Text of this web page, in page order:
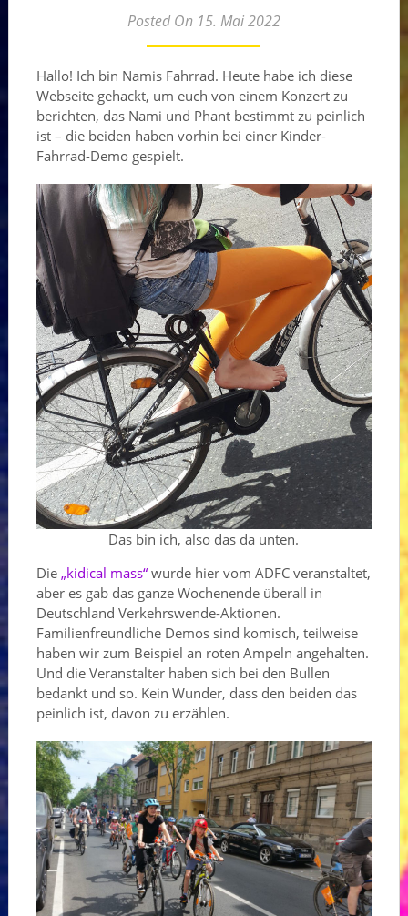
Posted On 15. Mai 2022
Hallo! Ich bin Namis Fahrrad. Heute habe ich diese
Webseite gehackt, um euch von einem Konzert zu
berichten, das Nami und Phant bestimmt zu peinlich
ist – die beiden haben vorhin bei einer Kinder-
Fahrrad-Demo gespielt.
Das bin ich, also das da unten.
Die „kidical mass“wurde hier vom ADFC veranstaltet,
aber es gab das ganze Wochenende überall in
Deutschland Verkehrswende-Aktionen.
Familienfreundliche Demos sind komisch, teilweise
haben wir zum Beispiel an roten Ampeln angehalten.
Und die Veranstalter haben sich bei den Bullen
bedankt und so. Kein Wunder, dass den beiden das
peinlich ist, davon zu erzählen.